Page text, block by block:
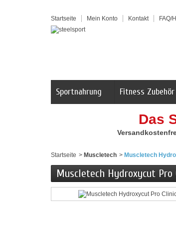
Startseite Mein Konto Kontakt FAQ/
Sportnahrung Fitness Zubehör
Das
Startseite > Muscletech > Muscletech
Muscletech Hydroxycut Pro